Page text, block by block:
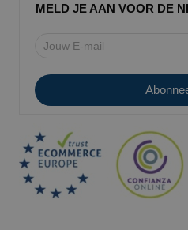
MELD JE AAN VOOR DE